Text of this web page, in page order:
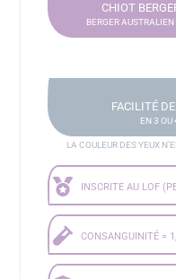
CHIOT
BERGER
FACILITÉ
EN 3 OU
LA COULEUR DES YEUX
INSCRITE AU LOF
CONSANGUINITÉ =